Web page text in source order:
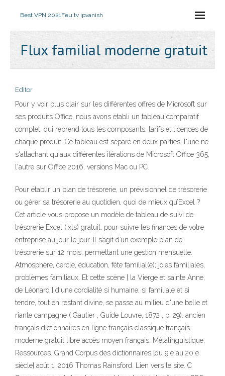
Best VPN 2021Feu tv ipvanish
Flux familial moderne gratuit
Editor
Pour y voir plus clair sur les différentes offres de Microsoft sur
ses produits Office, nous avons établi un tableau comparatif
complet, qui reprend tous les composants, tarifs et licences de
chaque produit. Ce tableau est séparé en deux parties, l'une ne
s'attachant qu'aux différentes itérations de Microsoft Office 365,
l'autre sur Office 2016, versions Mac ou PC.
Pour établir un plan de trésorerie, un prévisionnel de trésorerie
ou gérer sa trésorerie au quotidien, quoi de mieux qu’Excel ?
Cet article vous propose un modèle de tableau de suivi de
trésorerie Excel (.xls) gratuit, pour suivre les finances de votre
entreprise au jour le jour. Il s’agit d’un exemple plan de
trésorerie sur 12 mois, permettant une gestion mensuelle.
Atmosphère, cercle, éducation, fête familial(e); joies familiales,
problèmes familiaux. Et cette scène [ la Vierge et sainte Anne,
de Léonard ] d'une cordialité si humaine, si familiale et si
tendre, tout en restant divine, se passe au milieu d'une belle et
riante campagne ( Gautier , Guide Louvre, 1872 , p. 29). ancien
français dictionnaires en ligne français classique français
moderne gratuit libre accès moyen français. Métalinguistique,
Ressources. Grand Corpus des dictionnaires [du 9 e au 20 e
siècle] août 1, 2016 Thomas Rainsford. Lien vers le site. C